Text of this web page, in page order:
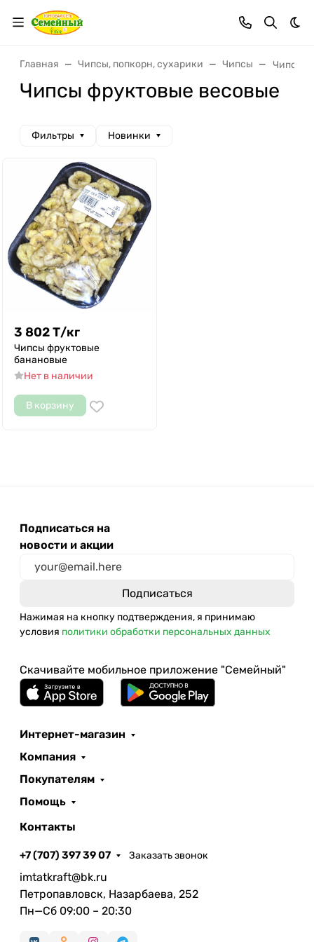
Главная Чипсы, попкорн, сухарики Чипсы Чипсы
Чипсы фруктовые весовые
Фильтры Новинки
3 802Т/кг
Чипсы фруктовые
банановые
Нет в наличии
В корзину
Подписаться на
новости и акции
Нажимая на кнопку подтверждения, я принимаю
условия политики обработки персональных данных
Скачивайте мобильное приложение "Семейный"
Интернет-магазин
Компания
Покупателям
Помощь
Контакты
+7 (707) 397 39 07 Заказать звонок
imtatkraft@bk.ru
Петропавловск, Назарбаева, 252
Пн—Сб 09:00 – 20:30